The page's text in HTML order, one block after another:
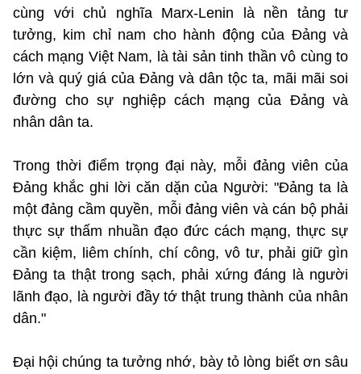
cùng với chủ nghĩa Marx-Lenin là nền tảng tư
tưởng, kim chỉ nam cho hành động của Đảng và
cách mạng Việt Nam, là tài sản tinh thần vô cùng to
lớn và quý giá của Đảng và dân tộc ta, mãi mãi soi
đường cho sự nghiệp cách mạng của Đảng và
nhân dân ta.
Trong thời điểm trọng đại này, mỗi đảng viên của
Đảng khắc ghi lời căn dặn của Người: "Đảng ta là
một đảng cầm quyền, mỗi đảng viên và cán bộ phải
thực sự thấm nhuần đạo đức cách mạng, thực sự
cần kiệm, liêm chính, chí công, vô tư, phải giữ gìn
Đảng ta thật trong sạch, phải xứng đáng là người
lãnh đạo, là người đầy tớ thật trung thành của nhân
dân."
Đại hội chúng ta tưởng nhớ, bày tỏ lòng biết ơn sâu